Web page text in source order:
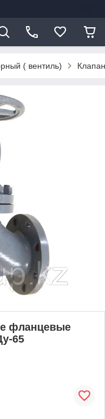
( вентиль)
фланцевые
65